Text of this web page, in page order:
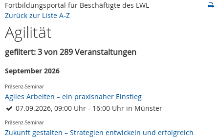
Fortbildungsportal für Beschäftigte des LWL
Zurück zur Liste A-Z
Agilität
gefiltert: 3 von 289 Veranstaltungen
September 2026
Präsenz-Seminar
Agiles Arbeiten – ein praxisnaher Einstieg
07.09.2026, 09:00 Uhr - 16:00 Uhr in Münster
Präsenz-Seminar
Zukunft gestalten – Strategien entwickeln und erfolgreich